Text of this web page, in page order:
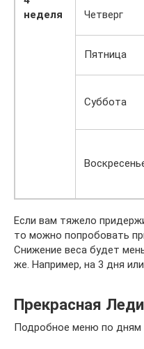
неделя
Четверг
Пятница
Суббота
Если вам тяжело
то можно попробовать
Снижение веса будет
же. Например, на 3 дня
Прекрасная Леди
Подробное меню по дням